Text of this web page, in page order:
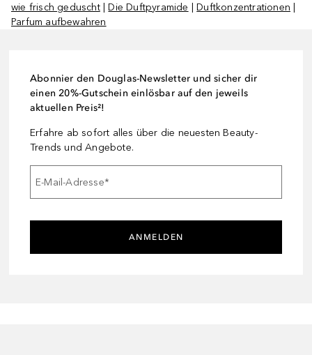
wie frisch geduscht|Die Duftpyramide |Duftkonzentrationen
Parfum aufbewahren
Abonnier den Douglas-Newsletter und sicher dir
einen 20%-Gutschein einlösbar auf den jeweils
aktuellen Preis²!
Erfahre ab sofort alles über die neuesten Beauty-
Trends und Angebote.
E-Mail-Adresse*
ANMELDEN